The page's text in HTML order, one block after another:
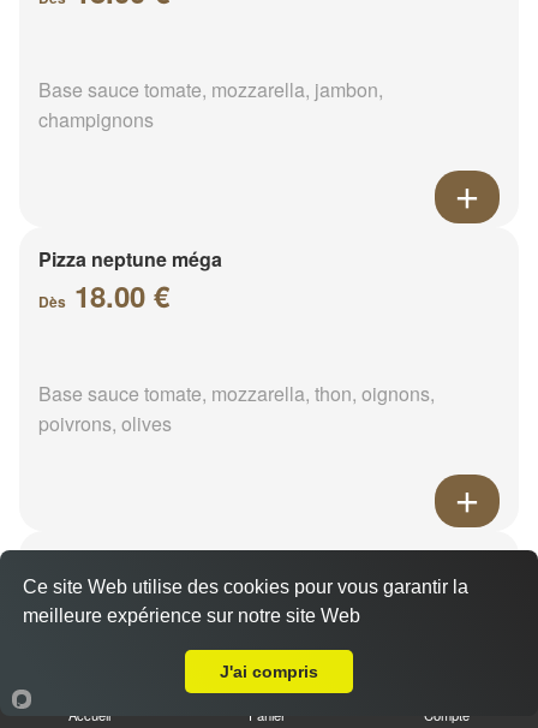
Base sauce tomate, mozzarella, jambon,
champignons
Pizza neptune méga
Dès 18.00 €
Base sauce tomate, mozzarella, thon, oignons,
poivrons, olives
Dès 18.00 €
Base sauce tomate, mozzarella, anchois, câpres,
Accueil Panier Compte
Ce site Web utilise des cookies pour vous garantir la
meilleure expérience sur notre site Web
J'ai compris